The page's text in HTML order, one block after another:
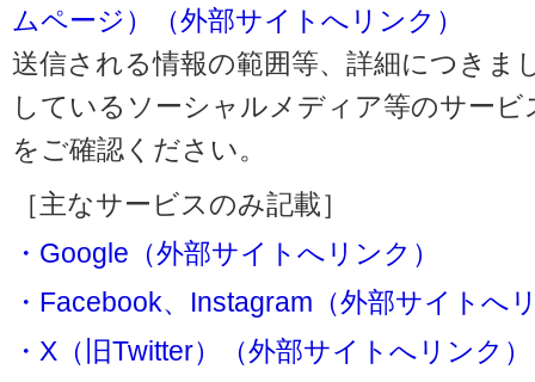
ムページ）（外部サイトへリンク）
送信される情報の範囲等、詳細につきま
しているソーシャルメディア等のサー
をご確認ください。
［主なサービスのみ記載］
・Google（外部サイトへリンク）
・Facebook、Instagram（外部サイトへ
・X（旧Twitter）（外部サイトへリンク）